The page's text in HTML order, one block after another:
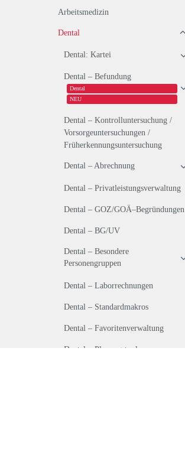
Arbeitsmedizin
Dental
Dental: Kartei
Dental – Befundung
Dental
NEU
Dental – Kontrolluntersuchung /
Vorsorgeuntersuchungen /
Früherkennungsuntersuchung
Dental – Abrechnung
Dental – Privatleistungsverwaltung
Dental – GOZ/GOÄ–Begründungen
Dental – BG/UV
Dental – Besondere
Personengruppen
Dental – Laborrechnungen
Dental – Standardmakros
Dental – Favoritenverwaltung
Dental – Planungstool